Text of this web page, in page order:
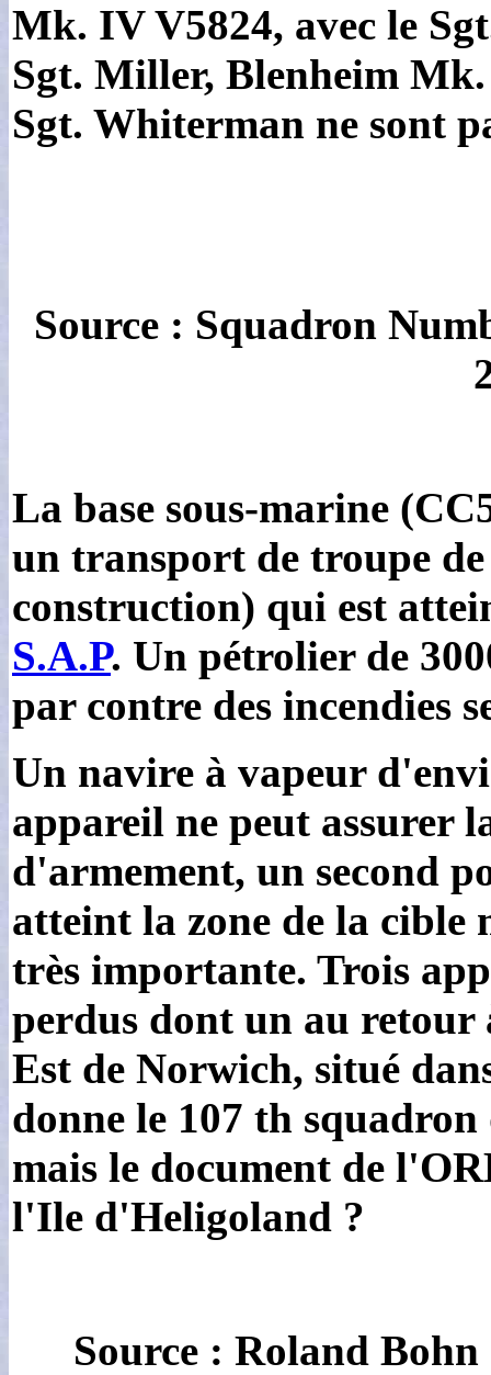
Mk. IV V5824, avec le
Sgt. Miller, Blenheim
Sgt. Whiterman ne sont
Source : Squadron
La base sous-marine
un transport de troupe
construction) qui est
S.A.P. Un pétrolier de
par contre des incendies
Un navire à vapeur
appareil ne peut assurer
d'armement, un second
atteint la zone de la cible
très importante. Trois
perdus dont un au
Est de Norwich, situé
donne le 107 th
mais le document de
l'Ile d'Heligoland ?
Source : Roland